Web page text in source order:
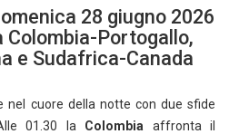
28 giugno 2026
Colombia-Portogallo,
e Sudafrica-Canada
nel cuore della notte con due sfide
01.30 la Colombia affronta il